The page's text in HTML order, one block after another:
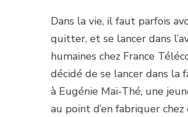
Dans la vie, il faut parfois
quitter, et se lancer dans
humaines chez France
décidé de se lancer dans la
à Eugénie Maï-Thé, une
au point d’en fabriquer chez